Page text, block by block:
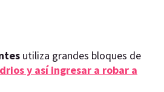
utiliza grandes bloques de
y así ingresar a robar a